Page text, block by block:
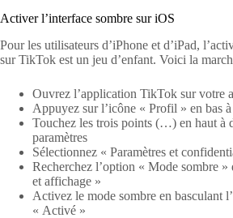
Activer l’interface sombre sur iOS
Pour les utilisateurs d’iPhone et d’iPad,
sur TikTok est un jeu d’enfant. Voici la
Ouvrez l’application TikTok sur votre
Appuyez sur l’icône « Profil » en bas
Touchez les trois points (…) en haut à
paramètres
Sélectionnez « Paramètres et
Recherchez l’option « Mode sombre »
et affichage »
Activez le mode sombre en basculant
« Activé »